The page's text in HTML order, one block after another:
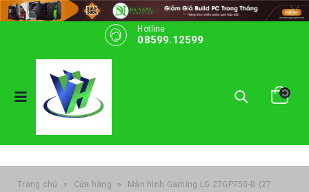
Hotline
08599.12599
Trang chủ » Cửa hàng »
Màn hình Gaming LG 27GP750-B (27